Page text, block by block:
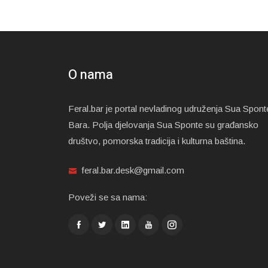
O nama
Feral.bar je portal nevladinog udruženja Sua
Bara. Polja djelovanja Sua Sponte su građansko
društvo, pomorska tradicija i kulturna baština.
feral.bar.desk@gmail.com
Poveži se sa nama: